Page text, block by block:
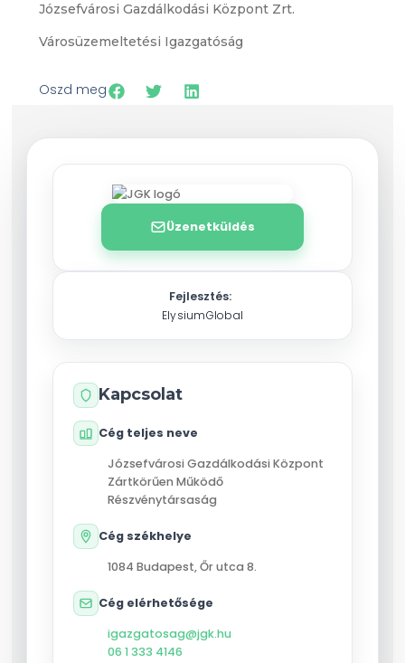
Józsefvárosi Gazdálkodási Központ Zrt.
Városüzemeltetési Igazgatóság
Oszd meg
Üzenetküldés
Fejlesztés:
ElysiumGlobal
Kapcsolat
Cég teljes neve
Józsefvárosi Gazdálkodási Központ
Zártkörűen Működő
Részvénytársaság
Cég székhelye
1084 Budapest,Őr utca 8.
Cég elérhetősége
igazgatosag@jgk.hu
06 1 333 4146